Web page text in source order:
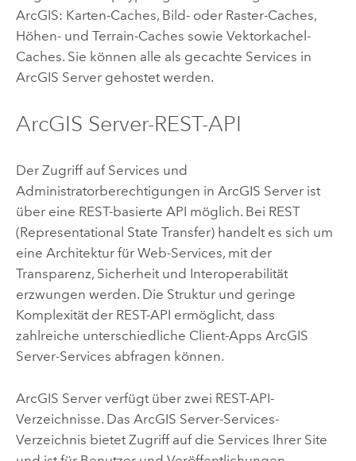
ArcGIS: Karten-Caches, Bild- oder Raster-Caches,
Höhen- und Terrain-Caches sowie Vektorkachel-
Caches. Sie können alle als gecachte Services in
ArcGIS Servergehostet werden.
ArcGIS Server-REST-API
Der Zugriff auf Services und
Administratorberechtigungen in ArcGIS Serverist
über eine REST-basierte API möglich. Bei REST
(Representational State Transfer) handelt es sich um
eine Architektur für Web-Services, mit der
Transparenz, Sicherheit und Interoperabilität
erzwungen werden. Die Struktur und geringe
Komplexität der REST-API ermöglicht, dass
zahlreiche unterschiedliche Client-Apps ArcGIS
Server-Services abfragen können.
ArcGIS Serververfügt über zwei REST-API-
Verzeichnisse. Das ArcGIS Server-Services-
Verzeichnis bietet Zugriff auf die Services Ihrer Site